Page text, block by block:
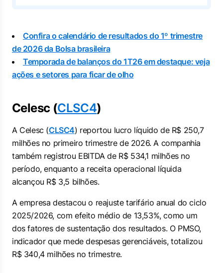
Confira o calendário de resultados do 1º trimestre
de 2026 da Bolsa brasileira
Temporada de balanços do 1T26 em destaque: veja
ações e setores para ficar de olho
Celesc (CLSC4)
A Celesc (CLSC4) reportou lucro líquido de R$ 250,7
milhões no primeiro trimestre de 2026. A companhia
também registrou EBITDA de R$ 534,1 milhões no
período, enquanto a receita operacional líquida
alcançou R$ 3,5 bilhões.
A empresa destacou o reajuste tarifário anual do ciclo
2025/2026, com efeito médio de 13,53%, como um
dos fatores de sustentação dos resultados. O PMSO,
indicador que mede despesas gerenciáveis, totalizou
R$ 340,4 milhões no trimestre.